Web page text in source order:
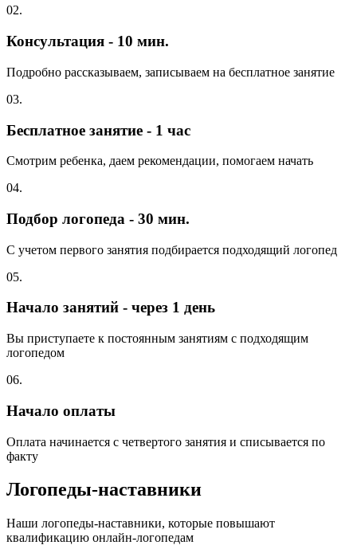
02.
Консультация - 10 мин.
Подробно рассказываем, записываем на бесплатное занятие
03.
Бесплатное занятие - 1 час
Смотрим ребенка, даем рекомендации, помогаем начать
04.
Подбор логопеда - 30 мин.
С учетом первого занятия подбирается подходящий логопед
05.
Начало занятий - через 1 день
Вы приступаете к постоянным занятиям с подходящим
логопедом
06.
Начало оплаты
Оплата начинается с четвертого занятия и списывается по
факту
Логопеды-наставники
Наши логопеды-наставники, которые повышают
квалификацию онлайн-логопедам